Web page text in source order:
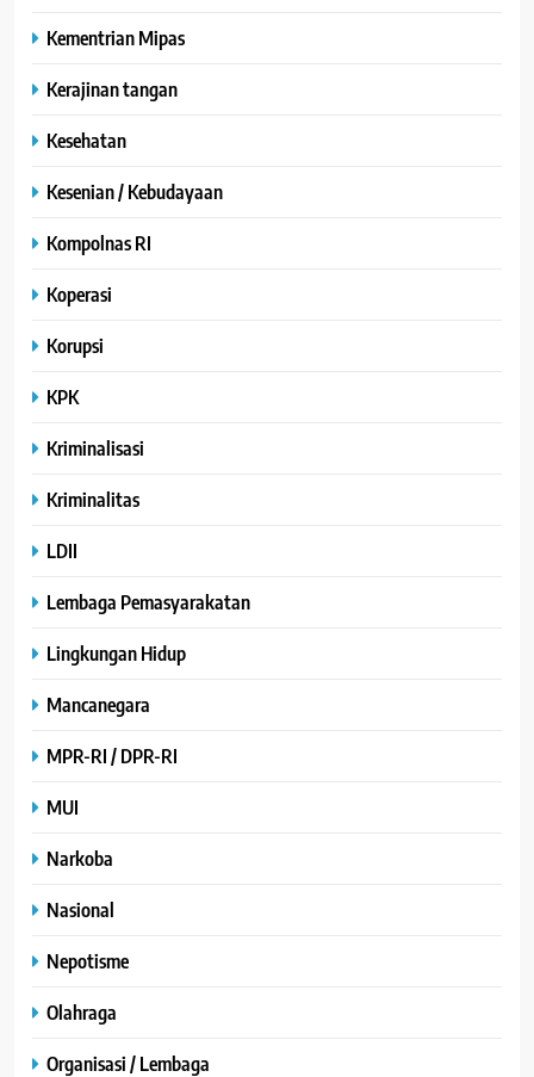
Kementrian Mipas
Kerajinan tangan
Kesehatan
Kesenian / Kebudayaan
Kompolnas RI
Koperasi
Korupsi
KPK
Kriminalisasi
Kriminalitas
LDII
Lembaga Pemasyarakatan
Lingkungan Hidup
Mancanegara
MPR-RI / DPR-RI
MUI
Narkoba
Nasional
Nepotisme
Olahraga
Organisasi / Lembaga